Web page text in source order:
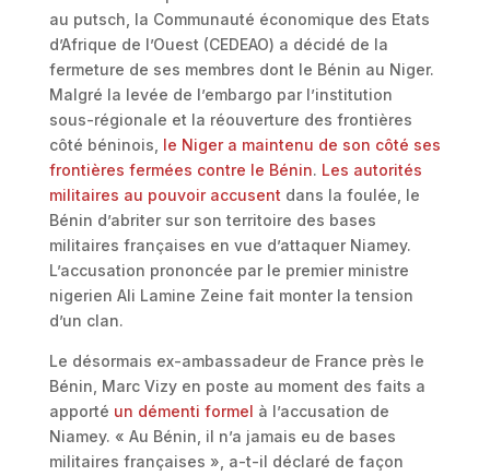
au putsch, la Communauté économique des Etats
d’Afrique de l’Ouest (CEDEAO) a décidé de la
fermeture de ses membres dont le Bénin au Niger.
Malgré la levée de l’embargo par l’institution
sous-régionale et la réouverture des frontières
côté béninois, le Niger a maintenu de son côté ses
frontières fermées contre le Bénin. Les autorités
militaires au pouvoir accusent dans la foulée, le
Bénin d’abriter sur son territoire des bases
militaires françaises en vue d’attaquer Niamey.
L’accusation prononcée par le premier ministre
nigerien Ali Lamine Zeine fait monter la tension
d’un clan.
Le désormais ex-ambassadeur de France près le
Bénin, Marc Vizy en poste au moment des faits a
apporté un démenti formel à l’accusation de
Niamey. « Au Bénin, il n’a jamais eu de bases
militaires françaises », a-t-il déclaré de façon